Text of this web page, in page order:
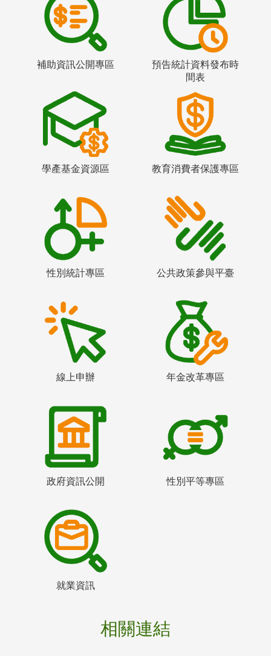
補助資訊公開專區
預告統計資料發布時
間表
學產基金資源區 教育消費者保護專區
性別統計專區 公共政策參與平臺
線上申辦 年金改革專區
政府資訊公開 性別平等專區
就業資訊
相關連結